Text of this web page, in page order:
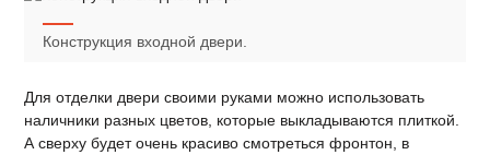
Конструкция входной двери.
Для отделки двери своими руками можно использовать
наличники разных цветов, которые выкладываются плиткой.
А сверху будет очень красиво смотреться фронтон, в